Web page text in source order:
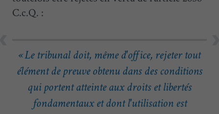
C.c.Q. :
« Le tribunal doit, même d'office, rejeter tout
élément de preuve obtenu dans des conditions
qui portent atteinte aux droits et libertés
fondamentaux et dont l'utilisation est